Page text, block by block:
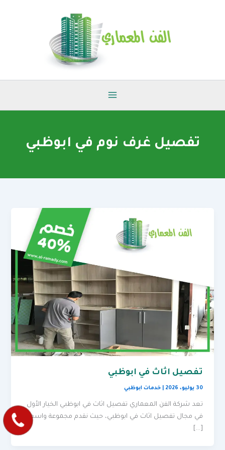
تفصيل غرف نوم في ابوظبي
تفصيل اثاث في ابوظبي
30 يوليو، 2026 |خدمات ابوظبي
تعد شركة الفن المعماري تفصيل اثاث في ابوظبي الخيار الأول
في مجال تفصيل اثاث في ابوظبي، حيث نقدم مجموعة واسعة
[…]